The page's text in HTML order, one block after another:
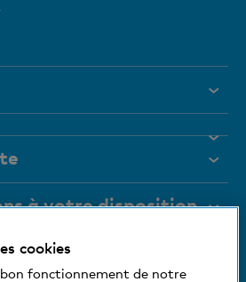
66
à votre disposition
à la banque
cookies
fonctionnement de notre